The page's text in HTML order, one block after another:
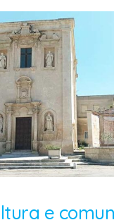
e